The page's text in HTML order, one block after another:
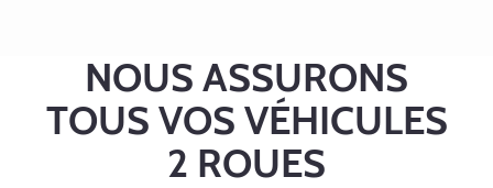
NOUS ASSURONS
TOUS VOS VÉHICULES
2 ROUES